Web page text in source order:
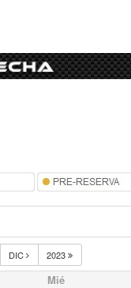
DIC 2023
Mié